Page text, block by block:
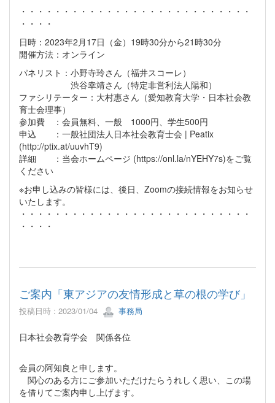
・・・・・・・・・・・・・・・・・・・・・・・・・・・
・・・・
日時：2023年2月17日（金）19時30分から21時30分
開催方法：オンライン
パネリスト：小野寺玲さん（福井スコーレ）
渋谷幸靖さん（特定非営利法人陽和）
ファシリテーター：大村惠さん（愛知教育大学・日本社会教
育士会理事）
参加費 ：会員無料、一般 1000円、学生500円
申込 ：一般社団法人日本社会教育士会 | Peatix
(http://ptix.at/uuvhT9)
詳細 ：当会ホームページ (https://onl.la/nYEHY7s)をご覧
ください
※お申し込みの皆様には、後日、Zoomの接続情報をお知らせ
いたします。
・・・・・・・・・・・・・・・・・・・・・・・・・・・
・・・・
ご案内「東アジアの友情形成と草の根の学び」
投稿日時 : 2023/01/04 事務局
日本社会教育学会 関係各位
会員の阿知良と申します。
関心のある方にご参加いただけたらうれしく思い、この場
を借りてご案内申し上げます。